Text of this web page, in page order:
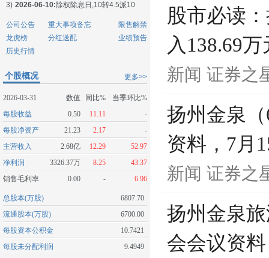
3) 2026-06-10:除权除息日,10转4.5派10
公司公告 重大事项备忘
限售解禁
龙虎榜
分红送配
业绩预告
历史行情
更多>>
个股概况
2026-03-31 数值 同比%
当季环比%
每股收益
0.50 11.11
-
每股净资产
21.23 2.17
-
主营收入
2.68亿 12.29
52.97
净利润
3326.37万 8.25
43.37
销售毛利率
0.00 - 6.96
总股本(万股)
6807.70
流通股本(万股)
6700.00
每股资本公积金
10.7421
每股未分配利润
9.4949
股市必读
入138.69
新闻 证券之
扬州金泉
资料，7月
新闻 证券之
扬州金泉
会会议资料